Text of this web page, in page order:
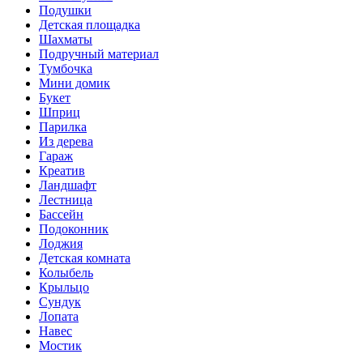
Подушки
Детская площадка
Шахматы
Подручный материал
Тумбочка
Мини домик
Букет
Шприц
Парилка
Из дерева
Гараж
Креатив
Ландшафт
Лестница
Бассейн
Подоконник
Лоджия
Детская комната
Колыбель
Крыльцо
Сундук
Лопата
Навес
Мостик